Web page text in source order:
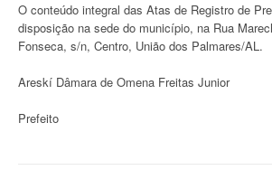
O conteúdo integral das Atas de Registro de
disposição na sede do município, na Rua
Fonseca, s/n, Centro, União dos Palmares/AL.
Areskí Dâmara de Omena Freitas Junior
Prefeito